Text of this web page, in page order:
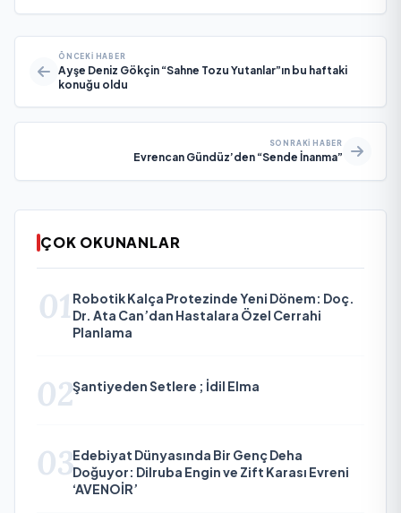
ÖNCEKI HABER
Ayşe Deniz Gökçin “Sahne Tozu Yutanlar”ın bu haftaki
konuğu oldu
SONRAKI HABER
Evrencan Gündüz’den “Sende İnanma”
ÇOK OKUNANLAR
01 Robotik Kalça Protezinde Yeni Dönem: Doç.
Dr. Ata Can’dan Hastalara Özel Cerrahi
Planlama
02Şantiyeden Setlere ; İdil Elma
03Edebiyat Dünyasında Bir Genç Deha
Doğuyor: Dilruba Engin ve Zift Karası Evreni
‘AVENOİR’